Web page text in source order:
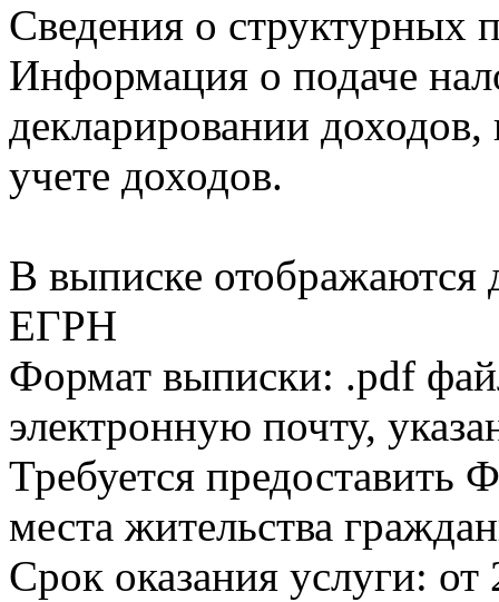
Сведения о структурных
Информация о подаче
декларировании доходов,
учете доходов.
В выписке
ЕГРН
Формат выписки: .pdf
электронную почту,
Требуется
места жительства
Срок оказания услуги: от